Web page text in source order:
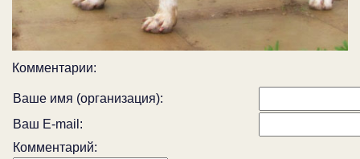
Комментарии:
Ваше имя (организация):
Ваш E-mail:
Комментарий: